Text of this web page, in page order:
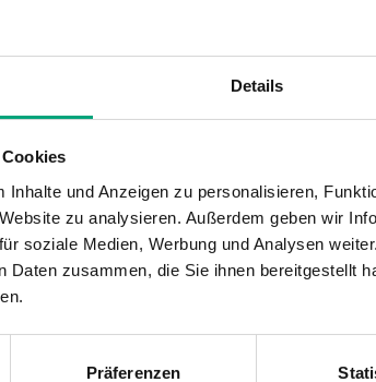
Details
Inhalte und Anzeigen zu personalisieren,
zu analysieren. Außerdem geben wir
soziale Medien, Werbung und Analysen
Daten zusammen, die Sie ihnen bereitgestellt
Präferenzen
0.115 kg
Ja
2.1 mm²
RAL9003 Polar